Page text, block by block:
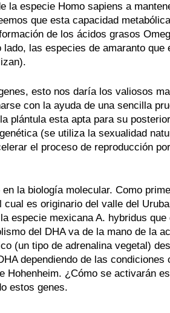
especie Homo sapiens a
que esta capacidad
de los ácidos grasos
las especies de amaranto
esto nos daría los valiosos
con la ayuda de una sencilla
plántula esta apta para su
(se utiliza la sexualidad
el proceso de reproducción
la biología molecular. Como
es originario del valle del
especie mexicana A. hybridus
del DHA va de la mano de la
(un tipo de adrenalina vegetal)
dependiendo de las
¿Cómo se activarán
estos genes.